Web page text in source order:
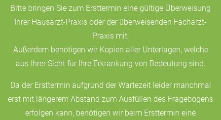
Bitte bringen Sie zum Ersttermin eine gültige Überweisung
Ihrer Hausarzt-Praxis oder der überweisenden Facharzt-
Praxis mit.
Außerdem benötigen wir Kopien aller Unterlagen, welche
aus Ihrer Sicht für Ihre Erkrankung von Bedeutung sind.
Da der Ersttermin aufgrund der Wartezeit leider manchmal
erst mit längerem Abstand zum Ausfüllen des Fragebogens
erfolgen kann, benötigen wir beim Ersttermin eine